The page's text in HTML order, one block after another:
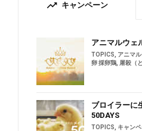
trending_up キャンペーン
アニマルウェ
TOPICS アニマ
卵 採卵鶏 屠殺（
ブロイラーに
50DAYS
TOPICS キャン